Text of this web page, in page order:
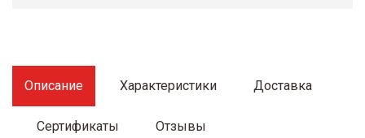
Описание Характеристики Доставка
Сертификаты Отзывы